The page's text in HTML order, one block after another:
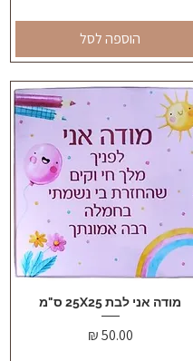
הוספה לסל
תצוגה מהירה
מודה אני לבת 25X25 ס"מ
מחיר